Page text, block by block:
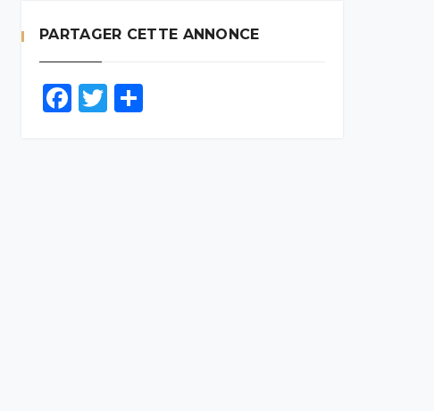
PARTAGER CETTE ANNONCE
Facebook
Twitter